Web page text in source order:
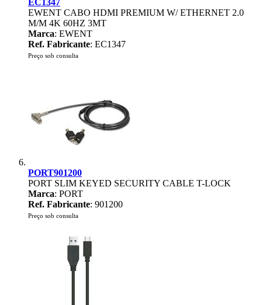
EC1347
EWENT CABO HDMI PREMIUM W/ ETHERNET 2.0
M/M 4K 60HZ 3MT
Marca: EWENT
Ref. Fabricante: EC1347
Preço sob consulta
PORT901200
PORT SLIM KEYED SECURITY CABLE T-LOCK
Marca: PORT
Ref. Fabricante: 901200
Preço sob consulta